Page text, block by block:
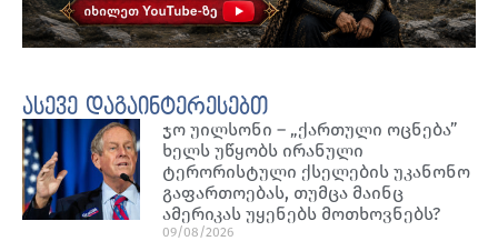
ასევე დაგაინტერესებთ
ჯო უილსონი – „ქართული ოცნება”
ხელს უწყობს ირანული
ტერორისტული ქსელების უკანონო
გაფართოებას, თუმცა მაინც
ამერიკას უყენებს მოთხოვნებს?
09/08/2026